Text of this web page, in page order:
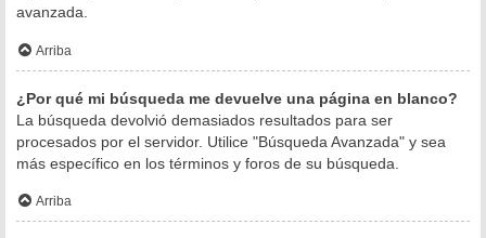
avanzada.
Arriba
¿Por qué mi búsqueda me devuelve una página en blanco?
La búsqueda devolvió demasiados resultados para ser
procesados por el servidor. Utilice "Búsqueda Avanzada" y sea
más específico en los términos y foros de su búsqueda.
Arriba